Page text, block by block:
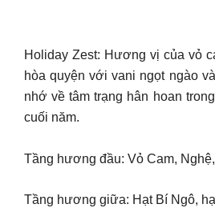
Holiday Zest: Hương vị của vỏ
hòa quyện với vani ngọt ngào
nhớ về tâm trạng hân hoan
cuối năm.
Tầng hương đầu: Vỏ Cam,
Tầng hương giữa: Hạt Bí Ngô,